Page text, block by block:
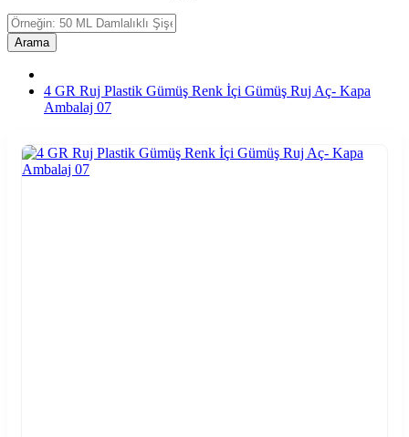
Arama
4 GR Ruj Plastik Gümüş Renk İçi Gümüş Ruj Aç- Kapa
Ambalaj 07